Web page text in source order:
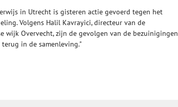
in Utrecht is gisteren actie gevoerd tegen het
Volgens Halil Kavrayici, directeur van de
wijk Overvecht, zijn de gevolgen van de bezuinigingen
in de samenleving."